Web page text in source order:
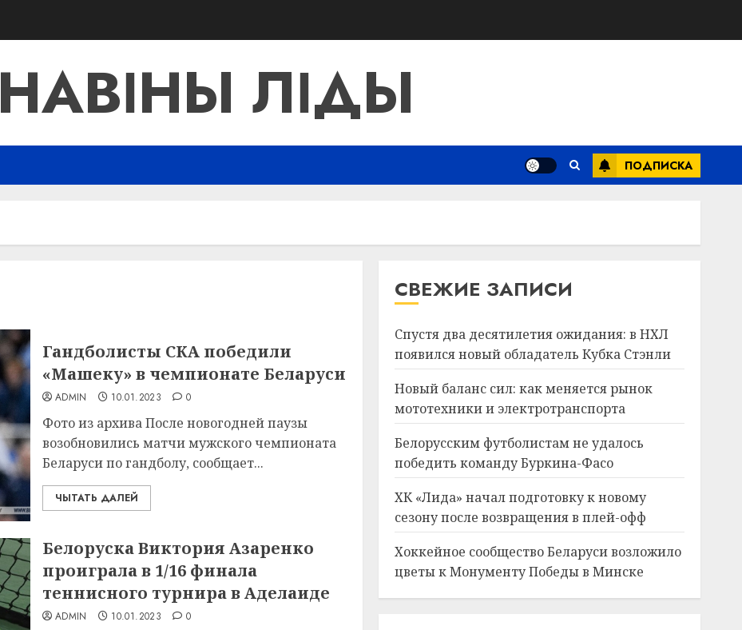
НАВІНЫ ЛІДЫ
ПОДПИСКА
Гандболисты СКА победили
«Машеку» в чемпионате Беларуси
ADMIN 10.01.2023 0
Фото из архива После новогодней паузы
возобновились матчи мужского чемпионата
Беларуси по гандболу, сообщает...
ЧЫТАТЬ ДАЛЕЙ
Белоруска Виктория Азаренко
проиграла в 1/16 финала
теннисного турнира в Аделаиде
ADMIN 10.01.2023 0
СВЕЖИЕ ЗАПИСИ
Спустя два десятилетия ожидания: в НХЛ
появился новый обладатель Кубка Стэнли
Новый баланс сил: как меняется рынок
мототехники и электротранспорта
Белорусским футболистам не удалось
победить команду Буркина-Фасо
ХК «Лида» начал подготовку к новому
сезону после возвращения в плей-офф
Хоккейное сообщество Беларуси возложило
цветы к Монументу Победы в Минске